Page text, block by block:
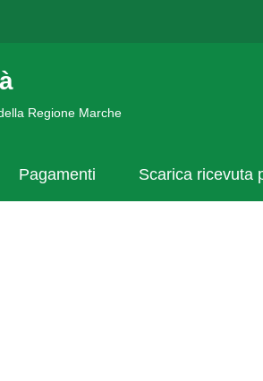
Regione Marche
Pagamenti Scarica ricevuta